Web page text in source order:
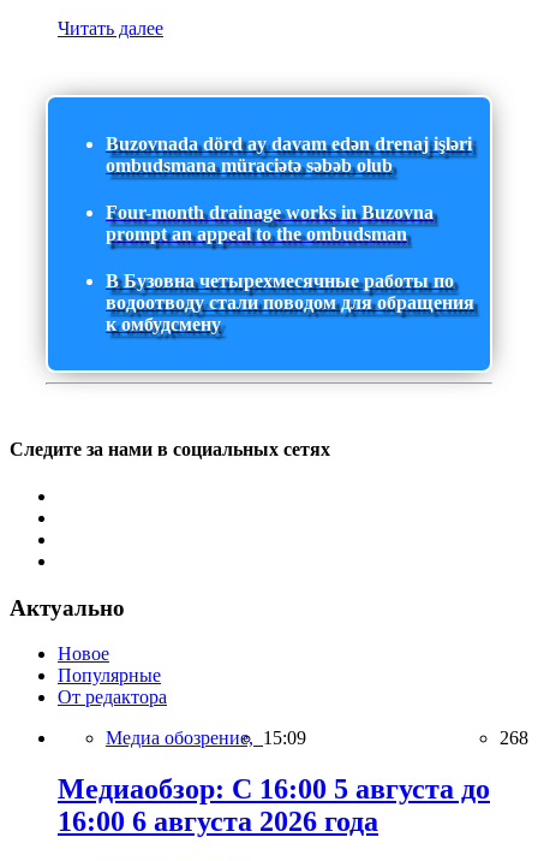
Читать далее
Buzovnada dörd ay davam edən drenaj işləri
ombudsmana müraciətə səbəb olub
Four-month drainage works in Buzovna
prompt an appeal to the ombudsman
В Бузовна четырехмесячные работы по
водоотводу стали поводом для обращения
к омбудсмену
Следите за нами в социальных сетях
Актуально
Новое
Популярные
От редактора
Медиа обозрение, 15:09 268
Медиаобзор: С 16:00 5 августа до
16:00 6 августа 2026 года